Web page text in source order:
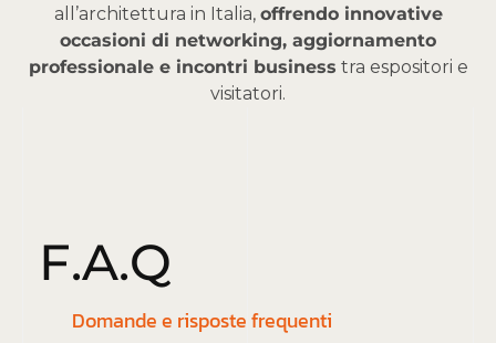
all’architettura in Italia, offrendo innovative
occasioni di networking, aggiornamento
professionale e incontri business tra espositori e
visitatori.
F.A.Q
Domande e risposte frequenti